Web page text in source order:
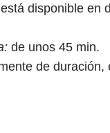
disponible en
de unos 45 min.
de duración,